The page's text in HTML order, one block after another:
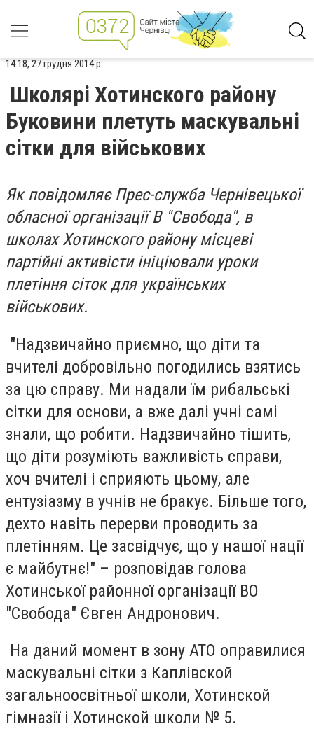
14:18, 27 грудня 2014 р.
Школярі Хотинского району
Буковини плетуть маскувальні
сітки для військових
Як повідомляє Прес-служба Чернівецької
обласної організації В "Свобода", в
школах Хотинского району місцеві
партійні активісти ініціювали уроки
плетіння сіток для українських
військових.
"Надзвичайно приємно, що діти та
вчителі добровільно погодились взятись
за цю справу. Ми надали їм рибальські
сітки для основи, а вже далі учні самі
знали, що робити. Надзвичайно тішить,
що діти розуміють важливість справи,
хоч вчителі і сприяють цьому, але
ентузіазму в учнів не бракує. Більше того,
дехто навіть перерви проводить за
плетінням. Це засвідчує, що у нашої нації
є майбутнє!" – розповідав голова
Хотинської районної організації ВО
"Свобода" Євген Андронович.
На даний момент в зону АТО оправилися
маскувальні сітки з Каплівской
загальноосвітньої школи, Хотинской
гімназії і Хотинской школи № 5.